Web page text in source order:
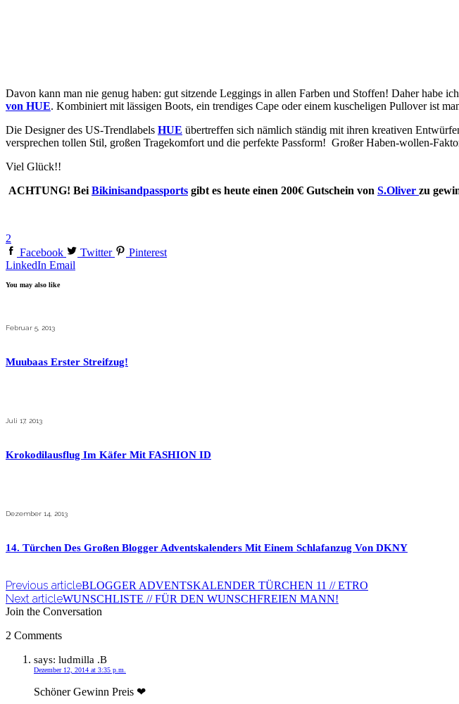
Davon kann man nie genug haben: gut sitzende Leggings in allen Farben und Stoffen! Daher habe
von HUE. Kombiniert mit lässigen Boots, ein trendiges Cape oder einem kuscheligen Pullover ist
Die Designer des US-Trendlabels HUE übertreffen sich nämlich ständig mit ihren kreativen
versprechen tollen Stil, großen Tragekomfort und die perfekte Passform! Großer Haben-wollen-
Viel Glück!!
ACHTUNG! Bei Bikinisandpassports gibt es heute einen 200€ Gutschein von S.Oliver zu
2
Facebook
Twitter
Pinterest
LinkedIn Email
You may also like
Februar 5, 2013
Muubaas Erster Streifzug!
Juli 17, 2013
Krokodilausflug Im Käfer Mit FASHION ID
Dezember 14, 2013
14. Türchen Des Großen Blogger Adventskalenders Mit Einem Schlafanzug Von DKNY
Previous articleBLOGGER ADVENTSKALENDER TÜRCHEN 11 // ETRO
Next articleWUNSCHLISTE // FÜR DEN WUNSCHFREIEN MANN!
Join the Conversation
2 Comments
says: ludmilla .B
Dezember 12, 2014 at 3:35 p.m.
Schöner Gewinn Preis ❤